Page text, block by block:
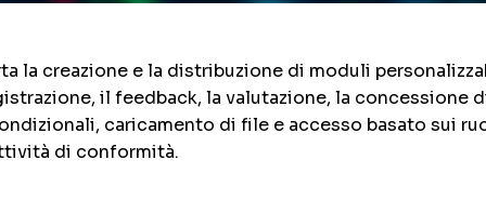
la creazione e la distribuzione di moduli
il feedback, la valutazione, la concessione
caricamento di file e accesso basato sui
di conformità.